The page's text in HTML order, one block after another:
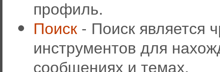
профиль.
Поиск - Поиск является
инструментов для
сообщениях и темах.